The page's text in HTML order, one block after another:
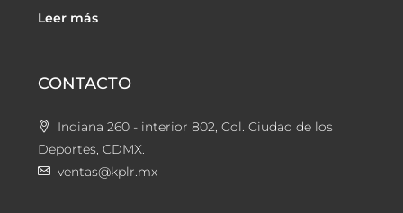
Leer más
CONTACTO
Indiana 260 - interior 802, Col. Ciudad de los
Deportes, CDMX.
ventas@kplr.mx